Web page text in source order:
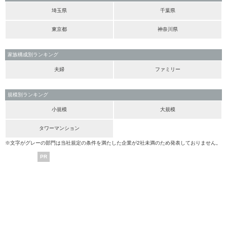
埼玉県 千葉県
東京都 神奈川県
家族構成別ランキング
夫婦 ファミリー
規模別ランキング
小規模 大規模
タワーマンション
※文字がグレーの部門は当社規定の条件を満たした企業が2社未満のため発表しておりません。
PR